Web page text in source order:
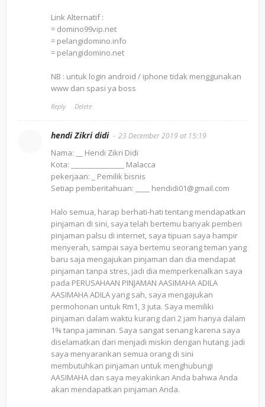
Link Alternatif :
= domino99vip.net
= pelangidomino.info
= pelangidomino.net
NB : untuk login android / iphone tidak menggunakan
www dan spasi ya boss
Reply Delete
hendi Zikri didi 23 December 2019 at 15:19
Nama: __ Hendi Zikri Didi
Kota: _______________ Malacca
pekerjaan: _ Pemilik bisnis
Setiap pemberitahuan: ____ hendidi01@gmail.com
Halo semua, harap berhati-hati tentang mendapatkan
pinjaman di sini, saya telah bertemu banyak pemberi
pinjaman palsu di internet, saya tipuan saya hampir
menyerah, sampai saya bertemu seorang teman yang
baru saja mengajukan pinjaman dan dia mendapat
pinjaman tanpa stres, jadi dia memperkenalkan saya
pada PERUSAHAAN PINJAMAN AASIMAHA ADILA
AASIMAHA ADILA yang sah, saya mengajukan
permohonan untuk Rm1, 3 juta. Saya memiliki
pinjaman dalam waktu kurang dari 2 jam hanya dalam
1% tanpa jaminan. Saya sangat senang karena saya
diselamatkan dari menjadi miskin dengan hutang. jadi
saya menyarankan semua orang di sini
membutuhkan pinjaman untuk menghubungi
AASIMAHA dan saya meyakinkan Anda bahwa Anda
akan mendapatkan pinjaman Anda.